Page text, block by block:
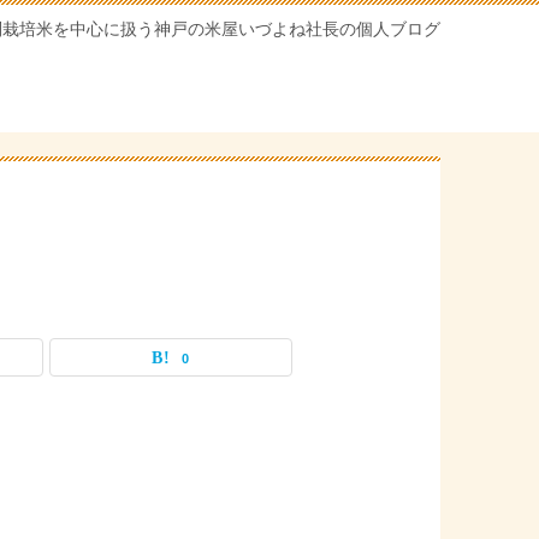
培米を中心に扱う神戸の米屋いづよね社長の個人ブログ
0